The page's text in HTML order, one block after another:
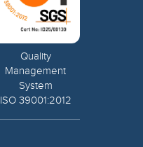
Quality
Management
System
ISO 39001:2012